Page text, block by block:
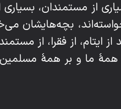
از مستمندان،
بچه‌هايشان
از فقرا، از
همۀ ما و بر همۀ